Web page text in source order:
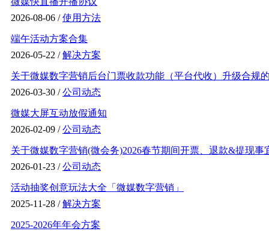
2026-08-06 /使用方法
端午活动方案合集
2026-05-22 /解决方案
关于微媒数字营销后台门票收款功能（平台代收）升级合规
2026-03-30 /公司动态
微媒大屏互动放假通知
2026-02-09 /公司动态
关于微媒数字营销(微会务)2026春节期间开票、退款&提现事
2026-01-23 /公司动态
活动抽奖创意玩法大全「微媒数字营销」
2025-11-28 /解决方案
2025-2026年年会方案